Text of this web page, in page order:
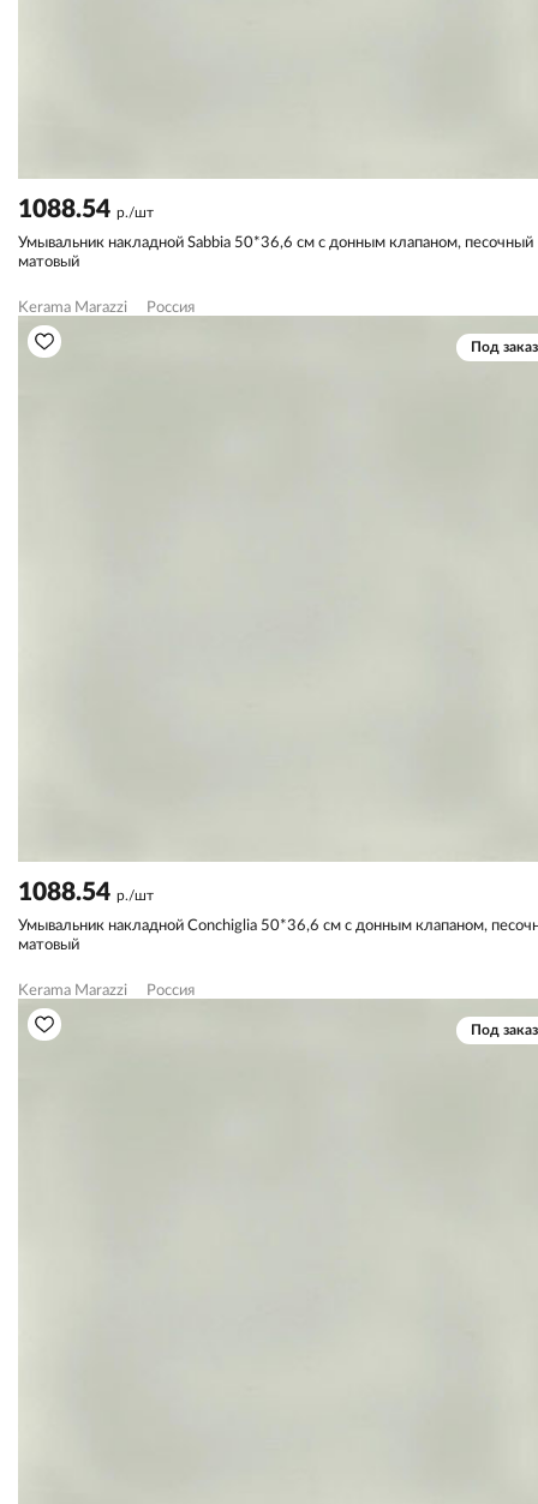
1088.54 р./шт
Умывальник накладной Sabbia 50*36,6 см с донным клапаном, песочный
матовый
Kerama Marazzi Россия
Под заказ
1088.54 р./шт
Умывальник накладной Conchiglia 50*36,6 см с донным клапаном,
матовый
Kerama Marazzi Россия
Под заказ